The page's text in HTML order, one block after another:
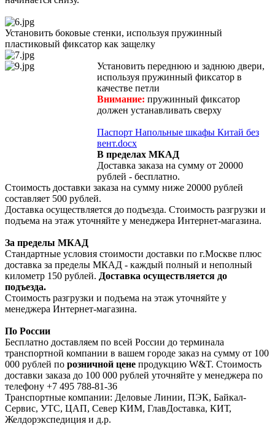
Установить боковые стенки, используя пружинный
пластиковый фиксатор как защелку
Установить переднюю и заднюю двери,
используя пружинный фиксатор в
качестве петли
Внимание: пружинный фиксатор
должен устанавливать сверху
Паспорт Напольные шкафы Китай без
вент.docx
В пределах МКАД
Доставка заказа на сумму от 20000
рублей - бесплатно.
Стоимость доставки заказа на сумму ниже 20000 рублей
составляет 500 рублей.
Доставка осуществляется до подъезда. Стоимость разгрузки и
подъема на этаж уточняйте у менеджера Интернет-магазина.
За пределы МКАД
Стандартные условия стоимости доставки по г.Москве плюс
доставка за пределы МКАД - каждый полный и неполный
километр 150 рублей. Доставка осуществляется до
подъезда.
Стоимость разгрузки и подъема на этаж уточняйте у
менеджера Интернет-магазина.
По России
Бесплатно доставляем по всей России до терминала
транспортной компании в вашем городе заказ на сумму от 100
000 рублей по розничной цене продукцию W&T. Стоимость
доставки заказа до 100 000 рублей уточняйте у менеджера по
телефону +7 495 788-81-36
Транспортные компании: Деловые Линии, ПЭК, Байкал-
Сервис, УТС, ЦАП, Север КИМ, ГлавДоставка, КИТ,
Желдорэкспедиция и д.р.